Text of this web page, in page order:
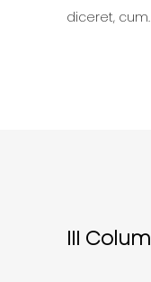
diceret, cum.
III